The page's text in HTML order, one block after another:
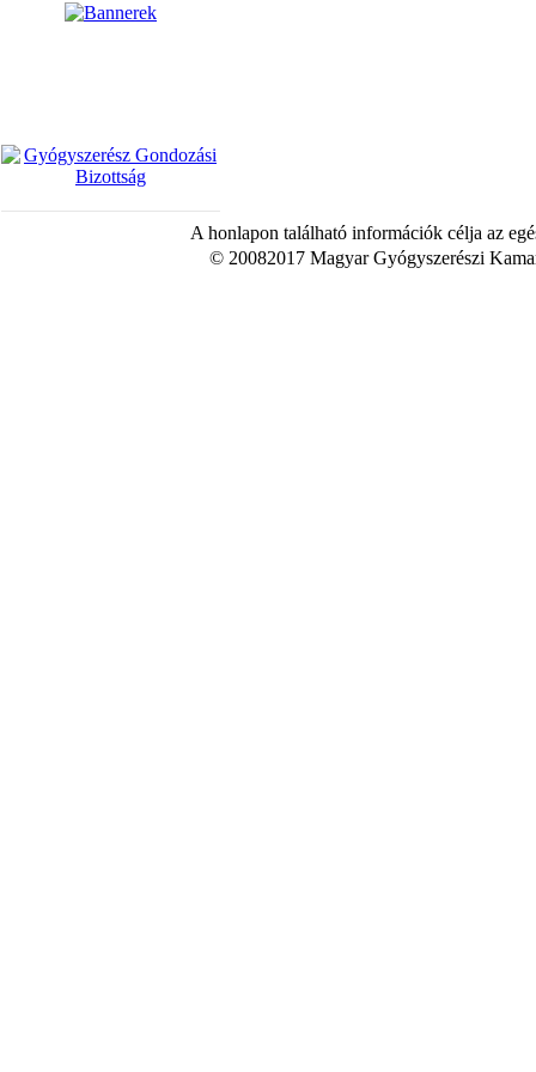
A honlapon található információk célja az
© 20082017 Magyar Gyógyszerészi